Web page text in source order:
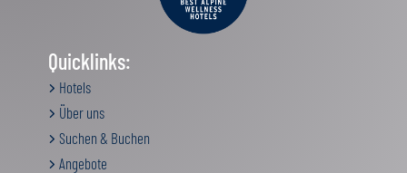
Quicklinks:
Hotels
Über uns
Suchen & Buchen
Angebote